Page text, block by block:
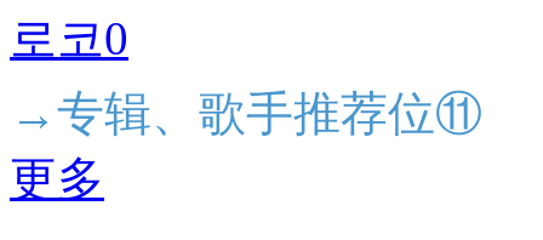
로코0
→专辑、歌手推荐位⑪
更多